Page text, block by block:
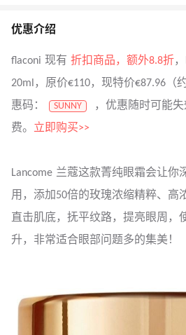
优惠介绍
flaconi 现有 折扣商品，额外8.8折
20ml，原价€110，现特价€87.96（
惠码：
SUNNY
，优惠随时可能
费。 立即购买>>
Lancome 兰蔻这款菁纯眼霜会让你
用，添加50倍的玫瑰浓缩精粹、高
直击肌底，抚平纹路，提亮眼周，
升，非常适合眼部问题多的集美！